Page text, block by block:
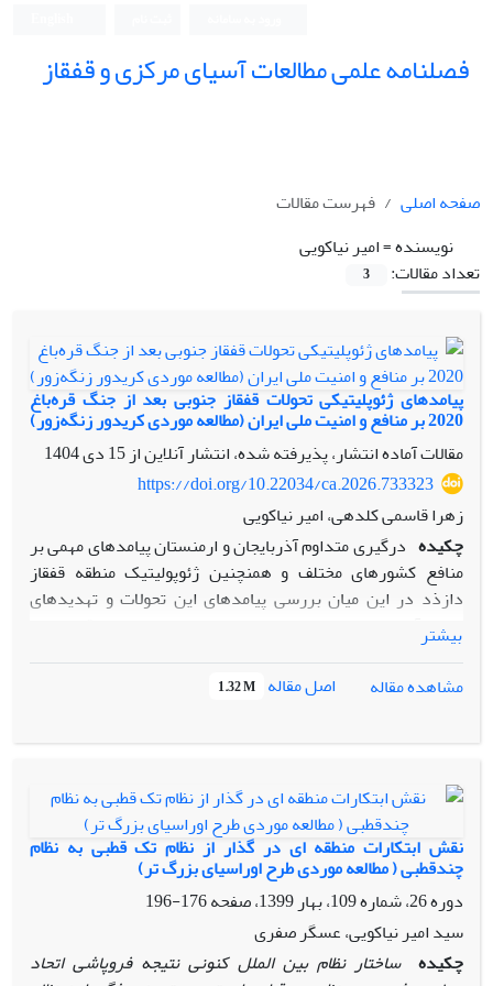
فصلنامه علمی مطالعات آسیای مرکزی و قفقاز
صفحه اصلی
فهرست مقالات
نویسنده =امیر نیاکویی
تعداد مقالات:
3
پیامدهای ژئوپلیتیکی تحولات قفقاز جنوبی بعد از جنگ قره‌باغ
2020 بر منافع و امنیت ملی ایران (مطالعه موردی کریدور زنگه‌زور)
مقالات آماده انتشار، پذیرفته شده، انتشار آنلاین از15 دی 1404
https://doi.org/10.22034/ca.2026.733323
زهرا قاسمی کلدهی، امیر نیاکویی
چکیده درگیری متداوم آذربایجان و ارمنستان پیامدهای مهمی بر
منافع کشورهای مختلف و همنچنین ژئوپولیتیک منطقه قفقاز
دازذد در این میان بررسی پیامدهای این تحولات و تهدیدهای
بالقوه آن برای ایران موضوع حائز اهمیتی است بحران قره باغ و
آن بر سایر بازیگران منطقه‌ای و بین المللی نشان از اهمیت
ژئوپلتیکی این منطقه و تاثیرات این بحران‌ها بر ایران داشت لذا
جمهوری‌ اسلامی‌ ایران خواهد داشت؟ و در این راستا با بهره‌گیری
از نظریه امنیت منطقه‌ای این فرضیه مطرح شده است که ایجاد
کریدور زنگه‌زور در خاک ارمنستان، بـر پایة برنامه‌هاى اعلام شده
از سوى محور جمهورى آذربایجان- ترکیه، می‌تواند توازن منطقه‌اى
قدرت را به ضرر جمهوری اسلامی ایران تغییر دهد؛ بنابراین
پیشبرد این پروژه تهدیدى امنیتـی علیـه منـافع ژئوپلتیـک و
اقتصادى جمهوری اسلامی ایران تلقی می‌شود که اهم موارد آن
عبارت‌اند از: امکان تغییر ژئوپلتیک مرزها از طریق انسداد مرز
بیشتر
مشاهده مقاله
اصل مقاله 1.32 M
نقش ابتکارات منطقه ای در گذار از نظام تک ‌قطبی به نظام
چندقطبی ( مطالعه موردی طرح اوراسیای بزرگ تر)
دوره 26، شماره 109، بهار 1399، صفحه
176-196
سید امیر نیاکویی، عسگر صفری
چکیده ساختار نظام بین ­الملل کنونی نتیجه فروپاشی اتحاد